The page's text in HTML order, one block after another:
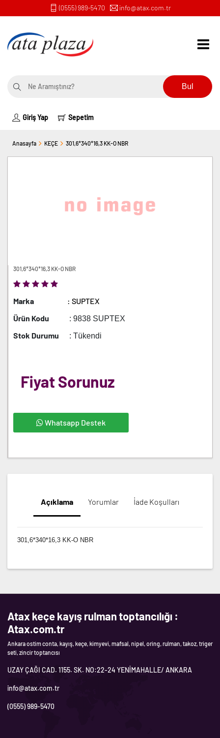
(0555) 989-5470 info@atax.com.tr
Bul
Giriş Yap Sepetim
Anasayfa KEÇE 301,6*340*16,3 KK-O NBR
301,6*340*16,3 KK-O NBR
Marka
: SUPTEX
Ürün Kodu
: 9838 SUPTEX
Stok Durumu : Tükendi
Fiyat Sorunuz
Whatsapp Destek
Açıklama Yorumlar İade Koşulları
301,6*340*16,3 KK-O NBR
Atax keçe kayış rulman toptancılığı :
Atax.com.tr
Ankara ostim conta, kayış, keçe, kimyevi, mafsal, nipel, oring, rulman, takoz, triger
seti, zincir toptancısı
UZAY ÇAĞI CAD. 1155. SK. NO:22-24 YENİMAHALLE/ ANKARA
info@atax.com.tr
(0555) 989-5470